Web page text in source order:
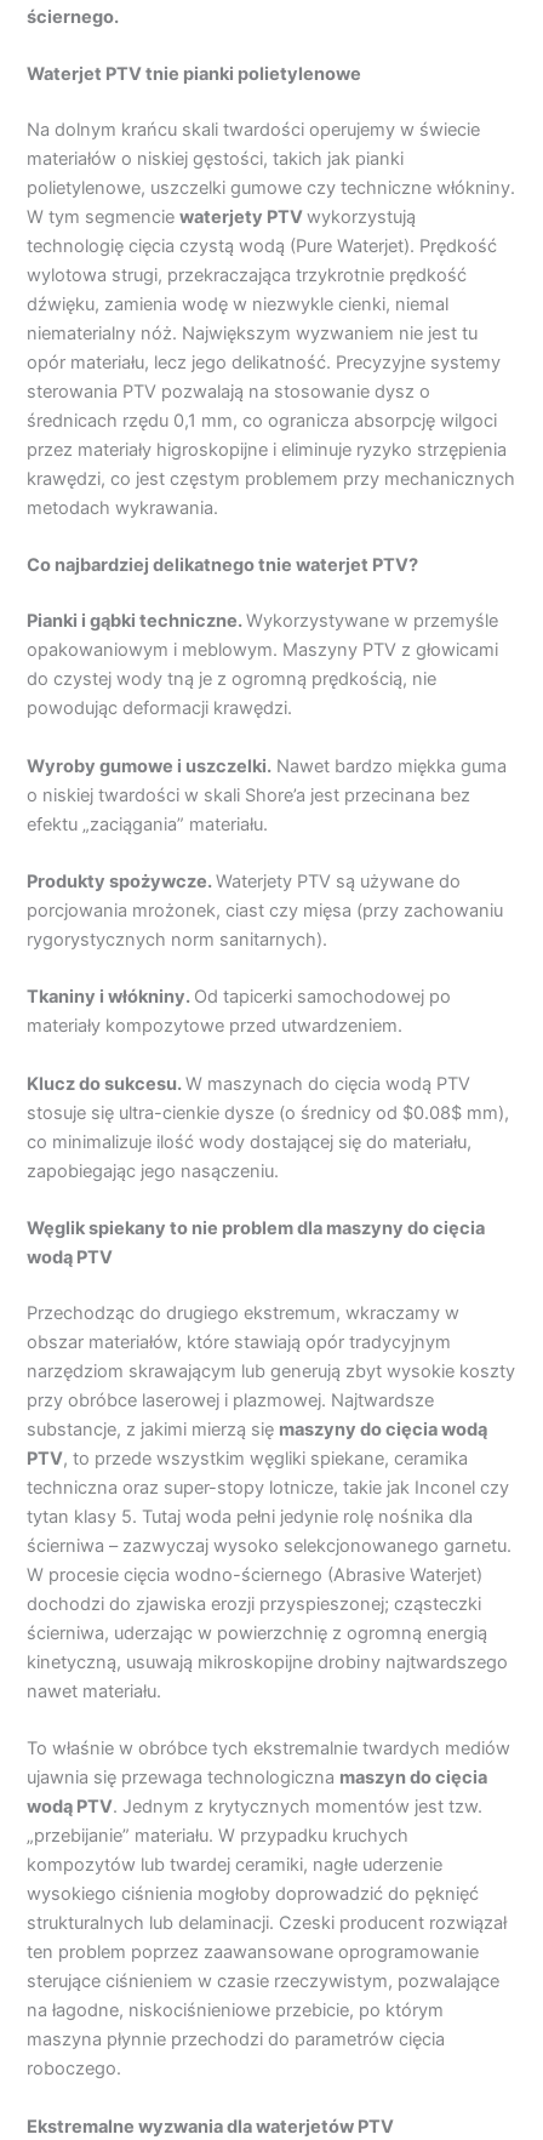
ściernego.
Waterjet PTV tnie pianki polietylenowe
Na dolnym krańcu skali twardości operujemy w świecie
materiałów o niskiej gęstości, takich jak pianki
polietylenowe, uszczelki gumowe czy techniczne włókniny.
W tym segmenciewaterjety PTVwykorzystują
technologię cięcia czystą wodą (Pure Waterjet). Prędkość
wylotowa strugi, przekraczająca trzykrotnie prędkość
dźwięku, zamienia wodę w niezwykle cienki, niemal
niematerialny nóż. Największym wyzwaniem nie jest tu
opór materiału, lecz jego delikatność. Precyzyjne systemy
sterowania PTV pozwalają na stosowanie dysz o
średnicach rzędu 0,1 mm, co ogranicza absorpcję wilgoci
przez materiały higroskopijne i eliminuje ryzyko strzępienia
krawędzi, co jest częstym problemem przy mechanicznych
metodach wykrawania.
Co najbardziej delikatnego tnie waterjet PTV?
Pianki i gąbki techniczne.Wykorzystywane w przemyśle
opakowaniowym i meblowym. Maszyny PTV z głowicami
do czystej wody tną je z ogromną prędkością, nie
powodując deformacji krawędzi.
Wyroby gumowe i uszczelki. Nawet bardzo miękka guma
o niskiej twardości w skali Shore’a jest przecinana bez
efektu „zaciągania” materiału.
Produkty spożywcze.Waterjety PTV są używane do
porcjowania mrożonek, ciast czy mięsa (przy zachowaniu
rygorystycznych norm sanitarnych).
Tkaniny i włókniny. Od tapicerki samochodowej po
materiały kompozytowe przed utwardzeniem.
Klucz do sukcesu.W maszynach do cięcia wodą PTV
stosuje się ultra-cienkie dysze (o średnicy od $0.08$ mm),
co minimalizuje ilość wody dostającej się do materiału,
zapobiegając jego nasączeniu.
Węglik spiekany to nie problem dla maszyny do cięcia
wodą PTV
Przechodząc do drugiego ekstremum, wkraczamy w
obszar materiałów, które stawiają opór tradycyjnym
narzędziom skrawającym lub generują zbyt wysokie koszty
przy obróbce laserowej i plazmowej. Najtwardsze
substancje, z jakimi mierzą się maszyny do cięcia wodą
PTV, to przede wszystkim węgliki spiekane, ceramika
techniczna oraz super-stopy lotnicze, takie jak Inconel czy
tytan klasy 5. Tutaj woda pełni jedynie rolę nośnika dla
ścierniwa – zazwyczaj wysoko selekcjonowanego garnetu.
W procesie cięcia wodno-ściernego (Abrasive Waterjet)
dochodzi do zjawiska erozji przyspieszonej; cząsteczki
ścierniwa, uderzając w powierzchnię z ogromną energią
kinetyczną, usuwają mikroskopijne drobiny najtwardszego
nawet materiału.
To właśnie w obróbce tych ekstremalnie twardych mediów
ujawnia się przewaga technologiczna maszyndo cięcia
wodą PTV. Jednym z krytycznych momentów jest tzw.
„przebijanie” materiału. W przypadku kruchych
kompozytów lub twardej ceramiki, nagłe uderzenie
wysokiego ciśnienia mogłoby doprowadzić do pęknięć
strukturalnych lub delaminacji. Czeski producent rozwiązał
ten problem poprzez zaawansowane oprogramowanie
sterujące ciśnieniem w czasie rzeczywistym, pozwalające
na łagodne, niskociśnieniowe przebicie, po którym
maszyna płynnie przechodzi do parametrów cięcia
roboczego.
Ekstremalne wyzwania dla waterjetów PTV